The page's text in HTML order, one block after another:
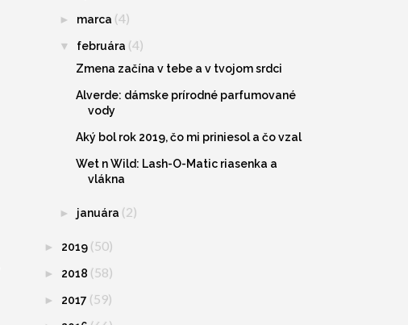
► marca (4)
▼ februára (4)
Zmena začína v tebe a v tvojom srdci
Alverde: dámske prírodné parfumované
vody
Aký bol rok 2019, čo mi priniesol a čo vzal
Wet n Wild: Lash-O-Matic riasenka a
vlákna
► januára (2)
► 2019 (50)
► 2018 (58)
► 2017 (59)